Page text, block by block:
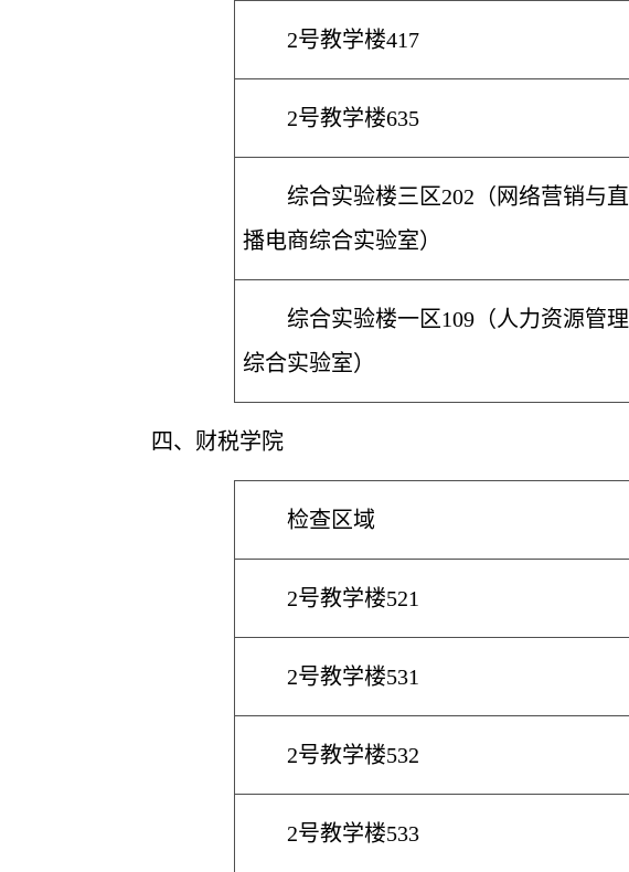
2号教学楼417
2号教学楼635
综合实验楼三区202（网络营销与直
播电商综合实验室）
综合实验楼一区109（人力资源管理
综合实验室）
四、财税学院
检查区域
2号教学楼521
2号教学楼531
2号教学楼532
2号教学楼533